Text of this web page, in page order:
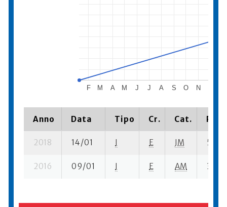
F M A M J J A S O N
Anno Data Tipo Cr. Cat.
2018 14/01 I E JM 5
2016 09/01 I E AM 3 ba-